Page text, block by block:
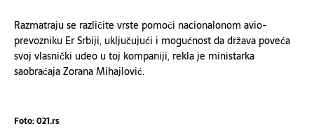
Razmatraju se različite vrste pomoći nacionalonom avio-
prevozniku Er Srbiji, uključujući i mogućnost da država poveća
svoj vlasnički udeo u toj kompaniji, rekla je ministarka
saobraćaja Zorana Mihajlović.
Foto: 021.rs